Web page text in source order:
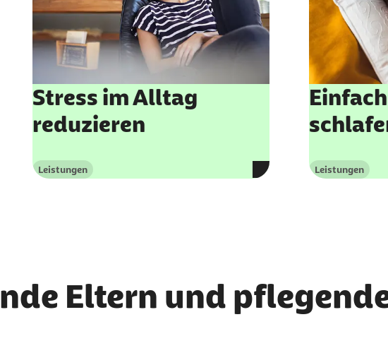
Stress im Alltag
reduzieren
Kategorie
Leistungen
Kategorie
Leistungen
Eltern und